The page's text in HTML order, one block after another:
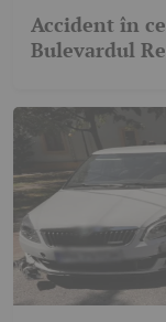
Accident în
Bulevardul